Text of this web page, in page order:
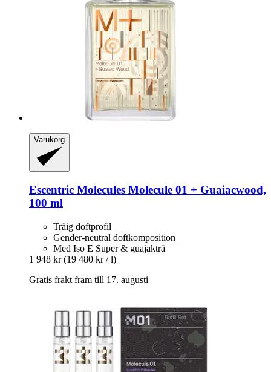
Varukorg
Escentric Molecules Molecule 01 + Guaiacwood,
100 ml
Träig doftprofil
Gender-neutral doftkomposition
Med Iso E Super & guajakträ
1 948 kr (19 480 kr / l)
Gratis frakt fram till 17. augusti